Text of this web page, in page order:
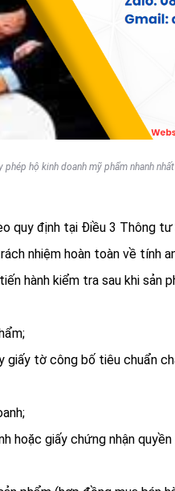
phép hộ kinh doanh mỹ phẩm nhanh nhất
quy định tại Điều 3 Thông
nhiệm hoàn toàn về tính
hành kiểm tra sau khi sản
giấy tờ công bố tiêu chuẩn
hoặc giấy chứng nhận